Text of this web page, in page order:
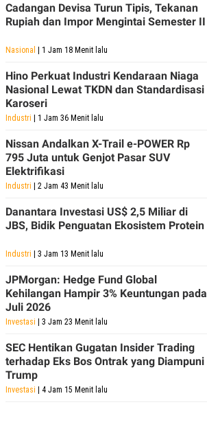
Cadangan Devisa Turun Tipis, Tekanan
Rupiah dan Impor Mengintai Semester II
Nasional | 1 Jam 18 Menit lalu
Hino Perkuat Industri Kendaraan Niaga
Nasional Lewat TKDN dan Standardisasi
Karoseri
Industri | 1 Jam 36 Menit lalu
Nissan Andalkan X-Trail e-POWER Rp
795 Juta untuk Genjot Pasar SUV
Elektrifikasi
Industri | 2 Jam 43 Menit lalu
Danantara Investasi US$ 2,5 Miliar di
JBS, Bidik Penguatan Ekosistem Protein
Industri | 3 Jam 13 Menit lalu
JPMorgan: Hedge Fund Global
Kehilangan Hampir 3% Keuntungan pada
Juli 2026
Investasi | 3 Jam 23 Menit lalu
SEC Hentikan Gugatan Insider Trading
terhadap Eks Bos Ontrak yang Diampuni
Trump
Investasi | 4 Jam 15 Menit lalu